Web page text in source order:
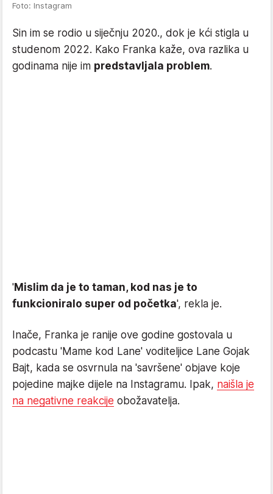
Foto: Instagram
Sin im se rodio u siječnju 2020., dok je kći stigla u
studenom 2022. Kako Franka kaže, ova razlika u
godinama nije im predstavljala problem.
'Mislim da je to taman, kod nas je to
funkcioniralo super od početka', rekla je.
Inače, Franka je ranije ove godine gostovala u
podcastu 'Mame kod Lane' voditeljice Lane Gojak
Bajt, kada se osvrnula na 'savršene' objave koje
pojedine majke dijele na Instagramu. Ipak, naišla je
na negativne reakcije obožavatelja.